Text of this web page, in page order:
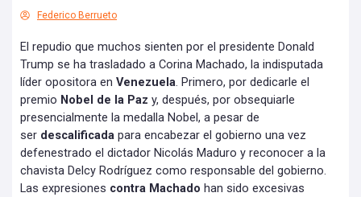
Federico Berrueto
El repudio que muchos sienten por el presidente Donald
Trump se ha trasladado a Corina Machado, la indisputada
líder opositora en Venezuela. Primero, por dedicarle el
premio Nobel de la Paz y, después, por obsequiarle
presencialmente la medalla Nobel, a pesar de
ser descalificada para encabezar el gobierno una vez
defenestrado el dictador Nicolás Maduro y reconocer a la
chavista Delcy Rodríguez como responsable del gobierno.
Las expresiones contra Machado han sido excesivas